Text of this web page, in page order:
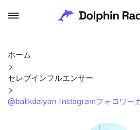
ホーム
セレブインフルエンサー
@balikdalyan Instagramフォロワー